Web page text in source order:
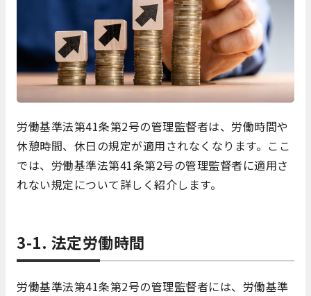
労働基準法第41条第2号の管理監督者は、労働時間や
休憩時間、休日の規定が適用されなくなります。ここ
では、労働基準法第41条第2号の管理監督者に適用さ
れない規定について詳しく紹介します。
3-1. 法定労働時間
労働基準法第41条第2号の管理監督者には、労働基準